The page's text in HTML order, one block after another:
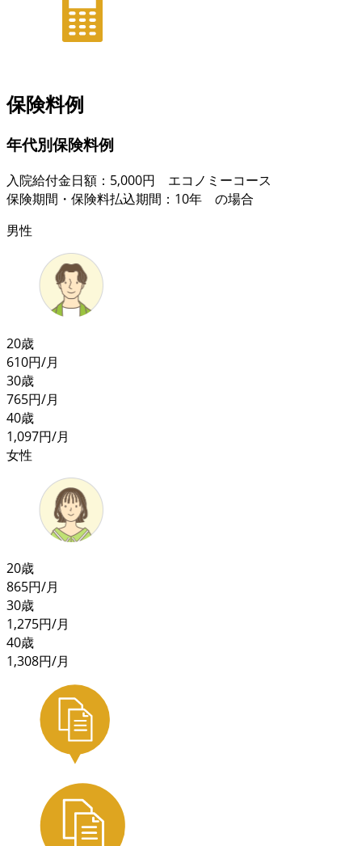
保険料例
年代別保険料例
入院給付金日額：5,000円 エコノミーコース
保険期間・保険料払込期間：10年 の場合
男性
20歳
610円/月
30歳
765円/月
40歳
1,097円/月
女性
20歳
865円/月
30歳
1,275円/月
40歳
1,308円/月